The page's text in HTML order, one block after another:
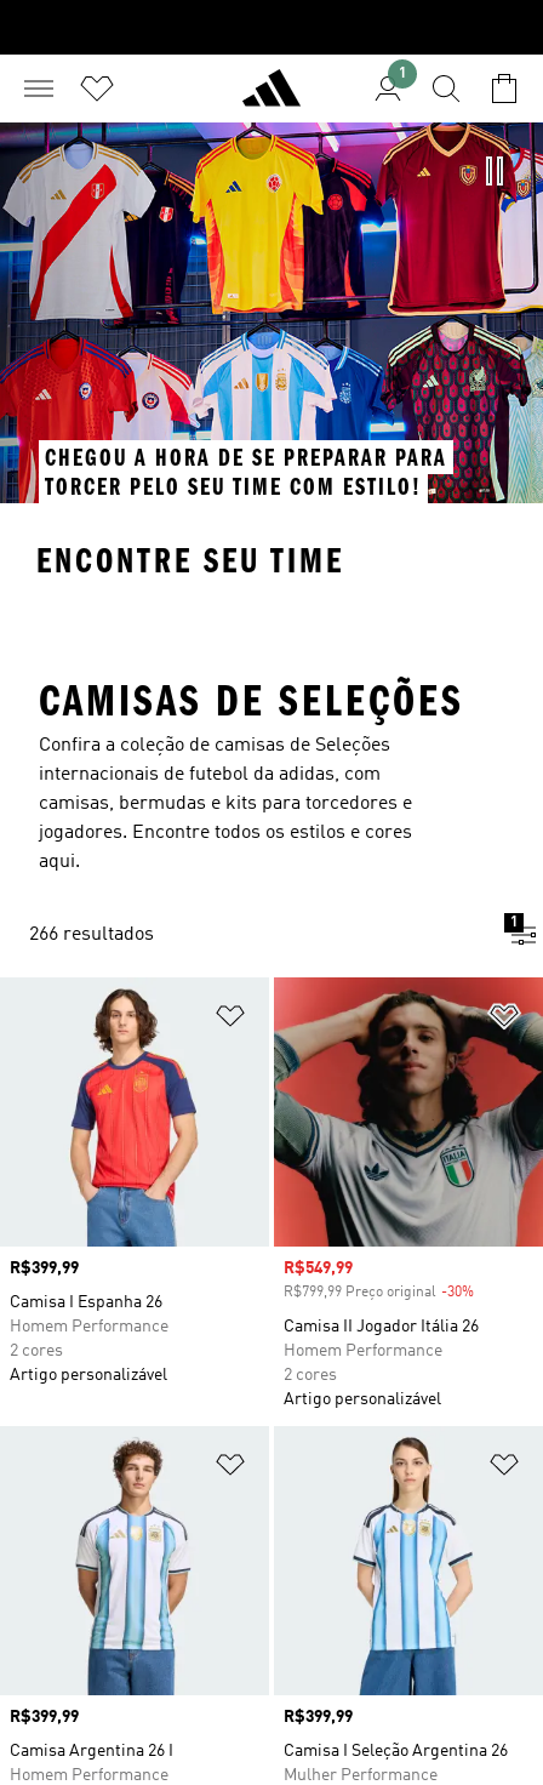
1
CHEGOU A HORA DE SE PREPARAR PARA
TORCER PELO SEU TIME COM ESTILO!
ENCONTRE SEU TIME
CAMISAS DE SELEÇÕES
Confira a coleção de camisas de Seleções
internacionais de futebol da adidas, com
camisas, bermudas e kits para torcedores e
jogadores. Encontre todos os estilos e cores
aqui.
266 resultados
1
Adicionar à Lista de Desejos
Preço
R$399,99
Camisa I Espanha 26
Homem Performance
2 cores
Artigo personalizável
Preço com desconto
R$549,99
R$799,99 Preço original -30%
Camisa II Jogador Itália 26
Homem Performance
2 cores
Artigo personalizável
Adicionar à Lista de Desejos
Preço
R$399,99
Camisa Argentina 26 I
Homem Performance
Preço
R$399,99
Camisa I Seleção Argentina 26
Mulher Performance